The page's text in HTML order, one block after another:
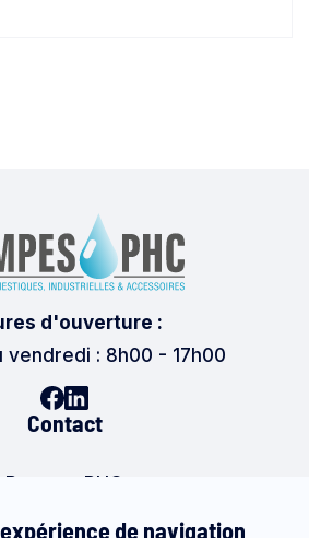
d'ouverture :
vendredi : 8h00 - 17h00
Contact
Pompes PHC